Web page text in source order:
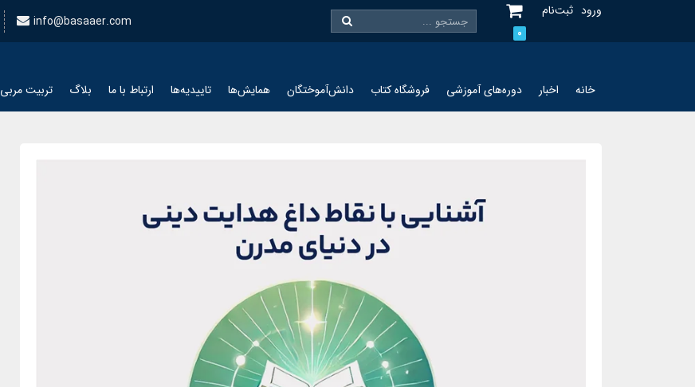
ورود ثبت‌نام
0
info@basaaer.com
خانه اخبار دوره‌های آموزشی فروشگاه کتاب دانش‌آموختگان همایش‌ها تاییدیه‌ها ارتباط با ما بلاگ تربیت مربی